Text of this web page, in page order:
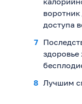
доступа
Лучшим